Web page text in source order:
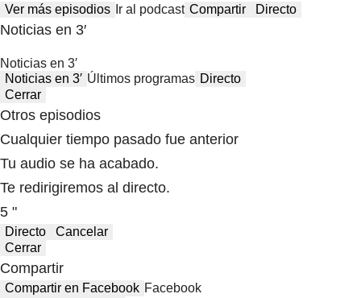
Ver más episodios Ir al podcast Compartir Directo
Noticias en 3′
Noticias en 3′
Noticias en 3′ Últimos programas Directo
Cerrar
Otros episodios
Cualquier tiempo pasado fue anterior
Tu audio se ha acabado.
Te redirigiremos al directo.
5 "
Directo
Cancelar
Cerrar
Compartir
Compartir en Facebook Facebook